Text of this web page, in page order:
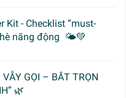
Kit - Checklist “must-
hè năng động 🌤️💚
VẪY GỌI – BẮT TRỌN
🌿